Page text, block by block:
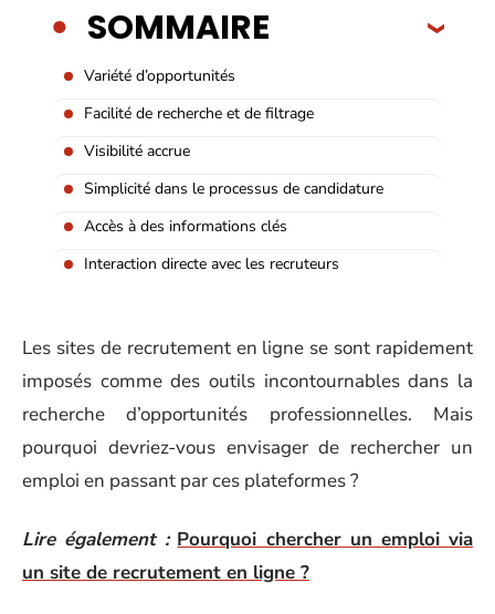
SOMMAIRE
Variété d’opportunités
Facilité de recherche et de filtrage
Visibilité accrue
Simplicité dans le processus de candidature
Accès à des informations clés
Interaction directe avec les recruteurs
Les sites de recrutement en ligne se sont rapidement
imposés comme des outils incontournables dans la
recherche d’opportunités professionnelles. Mais
pourquoi devriez-vous envisager de rechercher un
emploi en passant par ces plateformes ?
Lire également : Pourquoi chercher un emploi via
un site de recrutement en ligne ?